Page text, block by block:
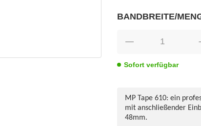
BANDBREITE/
Sofort verfügbar
MP Tape 610: ein
mit anschließender
48mm.